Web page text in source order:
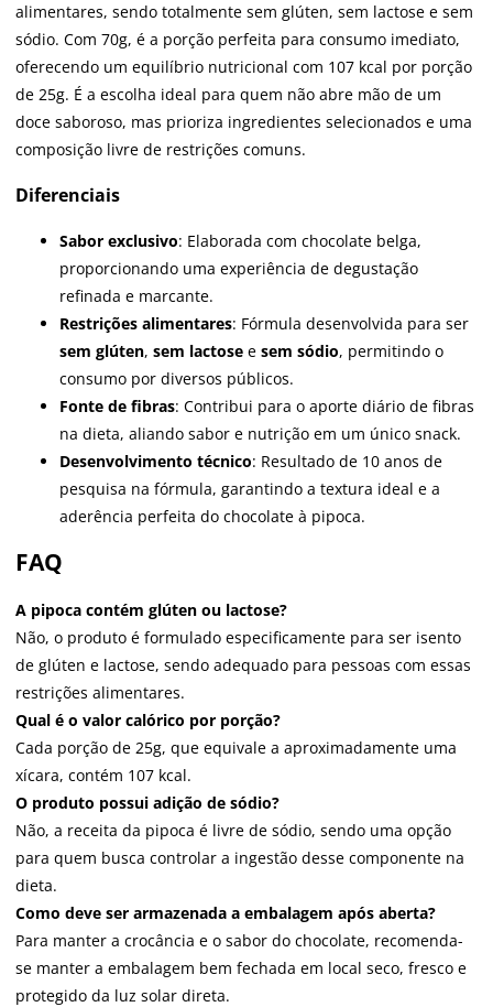
alimentares, sendo totalmente sem glúten, sem lactose e sem
sódio. Com 70g, é a porção perfeita para consumo imediato,
oferecendo um equilíbrio nutricional com 107 kcal por porção
de 25g. É a escolha ideal para quem não abre mão de um
doce saboroso, mas prioriza ingredientes selecionados e uma
composição livre de restrições comuns.
Diferenciais
Sabor exclusivo: Elaborada com chocolate belga,
proporcionando uma experiência de degustação
refinada e marcante.
Restrições alimentares: Fórmula desenvolvida para ser
sem glúten, sem lactose e sem sódio, permitindo o
consumo por diversos públicos.
Fonte de fibras: Contribui para o aporte diário de fibras
na dieta, aliando sabor e nutrição em um único snack.
Desenvolvimento técnico: Resultado de 10 anos de
pesquisa na fórmula, garantindo a textura ideal e a
aderência perfeita do chocolate à pipoca.
FAQ
A pipoca contém glúten ou lactose?
Não, o produto é formulado especificamente para ser isento
de glúten e lactose, sendo adequado para pessoas com essas
restrições alimentares.
Qual é o valor calórico por porção?
Cada porção de 25g, que equivale a aproximadamente uma
xícara, contém 107 kcal.
O produto possui adição de sódio?
Não, a receita da pipoca é livre de sódio, sendo uma opção
para quem busca controlar a ingestão desse componente na
dieta.
Como deve ser armazenada a embalagem após aberta?
Para manter a crocância e o sabor do chocolate, recomenda-
se manter a embalagem bem fechada em local seco, fresco e
protegido da luz solar direta.